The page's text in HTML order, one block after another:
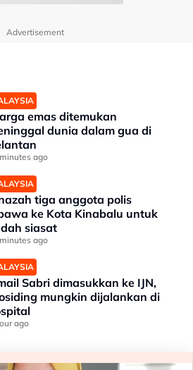
Advertisement
emas ditemukan
dunia dalam gua di
ago
tiga anggota polis
ke Kota Kinabalu untuk
siasat
ago
Sabri dimasukkan ke IJN,
mungkin dijalankan di
ago